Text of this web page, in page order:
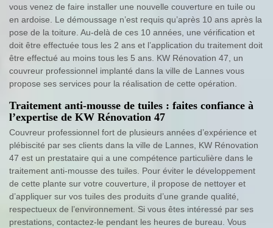
vous venez de faire installer une nouvelle couverture en tuile ou
en ardoise. Le démoussage n’est requis qu’après 10 ans après la
pose de la toiture. Au-delà de ces 10 années, une vérification et
doit être effectuée tous les 2 ans et l’application du traitement doit
être effectué au moins tous les 5 ans. KW Rénovation 47, un
couvreur professionnel implanté dans la ville de Lannes vous
propose ses services pour la réalisation de cette opération.
Traitement anti-mousse de tuiles : faites confiance à
l’expertise de KW Rénovation 47
Couvreur professionnel fort de plusieurs années d’expérience et
plébiscité par ses clients dans la ville de Lannes, KW Rénovation
47 est un prestataire qui a une compétence particulière dans le
traitement anti-mousse des tuiles. Pour éviter le développement
de cette plante sur votre couverture, il propose de nettoyer et
d’appliquer sur vos tuiles des produits d’une grande qualité,
respectueux de l’environnement. Si vous êtes intéressé par ses
prestations, contactez-le pendant les heures de bureau. Vous